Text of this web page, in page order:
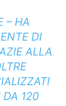
– HA
DI
ALLA
DA 120